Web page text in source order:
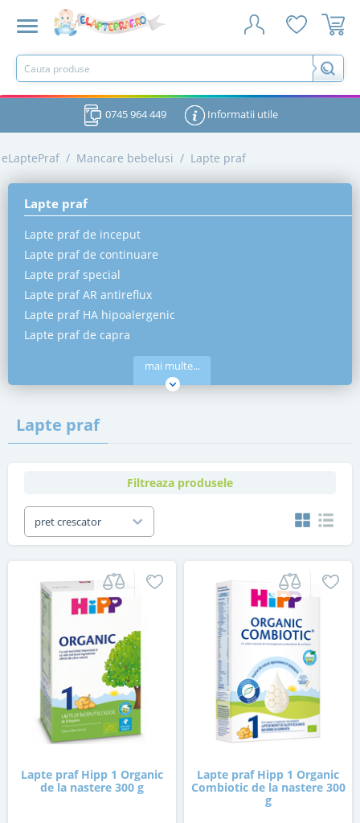
0745 964 449 Informatii utile
eLaptePraf / Mancare bebelusi / Lapte praf
Lapte praf
Lapte praf de inceput
Lapte praf de continuare
Lapte praf special
Lapte praf AR antireflux
Lapte praf HA hipoalergenic
Lapte praf de capra
mai multe...
Lapte praf
Filtreaza produsele
pret crescator
Lapte praf Hipp 1 Organic
de la nastere 300 g
Lapte praf Hipp 1 Organic
Combiotic de la nastere 300
g